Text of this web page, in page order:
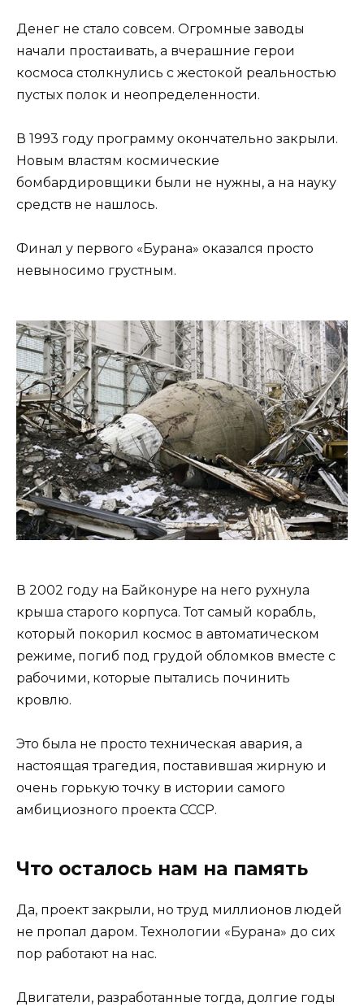
Денег не стало совсем. Огромные заводы
начали простаивать, а вчерашние герои
космоса столкнулись с жестокой реальностью
пустых полок и неопределенности.
В 1993 году программу окончательно закрыли.
Новым властям космические
бомбардировщики были не нужны, а на науку
средств не нашлось.
Финал у первого «Бурана» оказался просто
невыносимо грустным.
В 2002 году на Байконуре на него рухнула
крыша старого корпуса. Тот самый корабль,
который покорил космос в автоматическом
режиме, погиб под грудой обломков вместе с
рабочими, которые пытались починить
кровлю.
Это была не просто техническая авария, а
настоящая трагедия, поставившая жирную и
очень горькую точку в истории самого
амбициозного проекта СССР.
Что осталось нам на память
Да, проект закрыли, но труд миллионов людей
не пропал даром. Технологии «Бурана» до сих
пор работают на нас.
Двигатели, разработанные тогда, долгие годы